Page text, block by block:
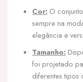
Cor: O
sempre na
elegância e
Tamanho:
foi projetado
diferentes